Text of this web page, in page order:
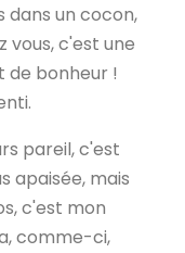
dans un cocon,
vous, c'est une
de bonheur !
pareil, c'est
apaisée, mais
c'est mon
comme-ci,